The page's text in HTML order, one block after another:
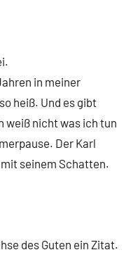
in meiner
heiß. Und es gibt
weiß nicht was ich tun
Der Karl
seinem Schatten.
des Guten ein Zitat.